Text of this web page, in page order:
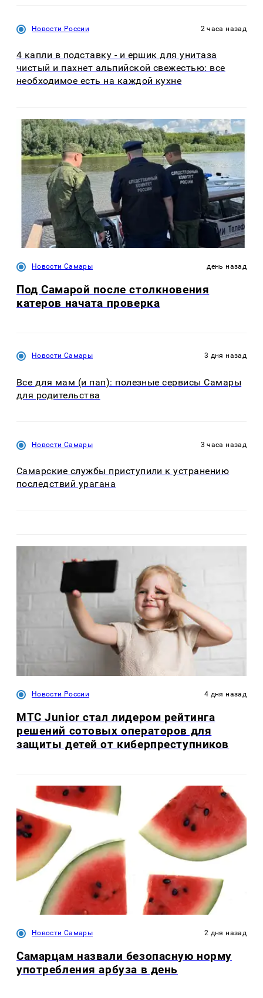
Новости России 2 часа назад
4 капли в подставку - и ершик для унитаза
чистый и пахнет альпийской свежестью: все
необходимое есть на каждой кухне
Новости Самары день назад
Под Самарой после столкновения
катеров начата проверка
Новости Самары 3 дня назад
Все для мам (и пап): полезные сервисы Самары
для родительства
Новости Самары 3 часа назад
Самарские службы приступили к устранению
последствий урагана
Новости России 4 дня назад
МТС Junior стал лидером рейтинга
решений сотовых операторов для
защиты детей от киберпреступников
Новости Самары 2 дня назад
Самарцам назвали безопасную норму
употребления арбуза в день